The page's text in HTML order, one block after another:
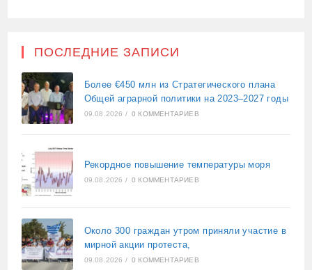
ПОСЛЕДНИЕ ЗАПИСИ
Более €450 млн из Стратегического плана
Общей аграрной политики на 2023–2027 годы
09.08.2026 / 0 КОММЕНТАРИЕВ
Рекордное повышение температуры моря
09.08.2026 / 0 КОММЕНТАРИЕВ
Около 300 граждан утром приняли участие в
мирной акции протеста,
09.08.2026 / 0 КОММЕНТАРИЕВ